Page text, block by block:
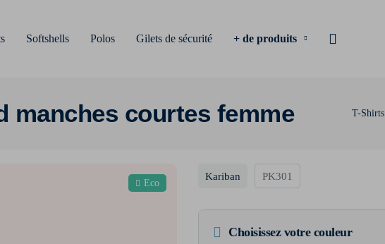
Softshells Polos Gilets de sécurité + de produits
manches courtes femme T-Shirts
Eco
Kariban PK301
Choisissez votre couleur